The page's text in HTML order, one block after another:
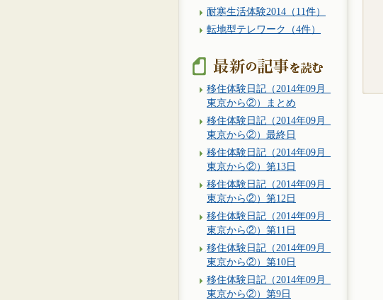
耐寒生活体験2014（11件）
転地型テレワーク（4件）
移住体験日記（2014年09月_
東京から②）まとめ
移住体験日記（2014年09月_
東京から②）最終日
移住体験日記（2014年09月_
東京から②）第13日
移住体験日記（2014年09月_
東京から②）第12日
移住体験日記（2014年09月_
東京から②）第11日
移住体験日記（2014年09月_
東京から②）第10日
移住体験日記（2014年09月_
東京から②）第9日